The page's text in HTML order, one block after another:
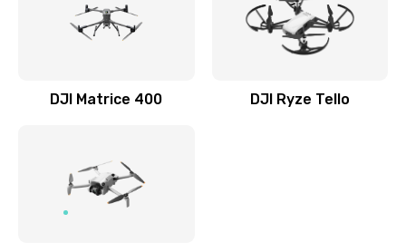
DJI Matrice 400 DJI Ryze Tello